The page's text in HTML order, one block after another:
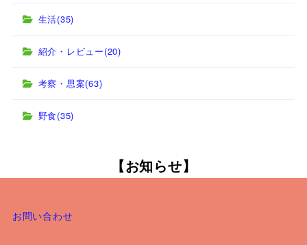
生活(35)
紹介・レビュー(20)
考察・思案(63)
野食(35)
【お知らせ】
お問い合わせ